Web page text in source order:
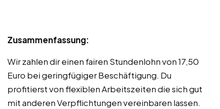
Zusammenfassung:
Wir zahlen dir einen fairen Stundenlohn von 17,50
Euro bei geringfügiger Beschäftigung. Du
profitierst von flexiblen Arbeitszeiten die sich gut
mit anderen Verpflichtungen vereinbaren lassen.